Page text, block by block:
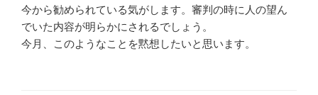
今から勧められている気がします。審判の時に人の望ん
でいた内容が明らかにされるでしょう。
今月、このようなことを黙想したいと思います。